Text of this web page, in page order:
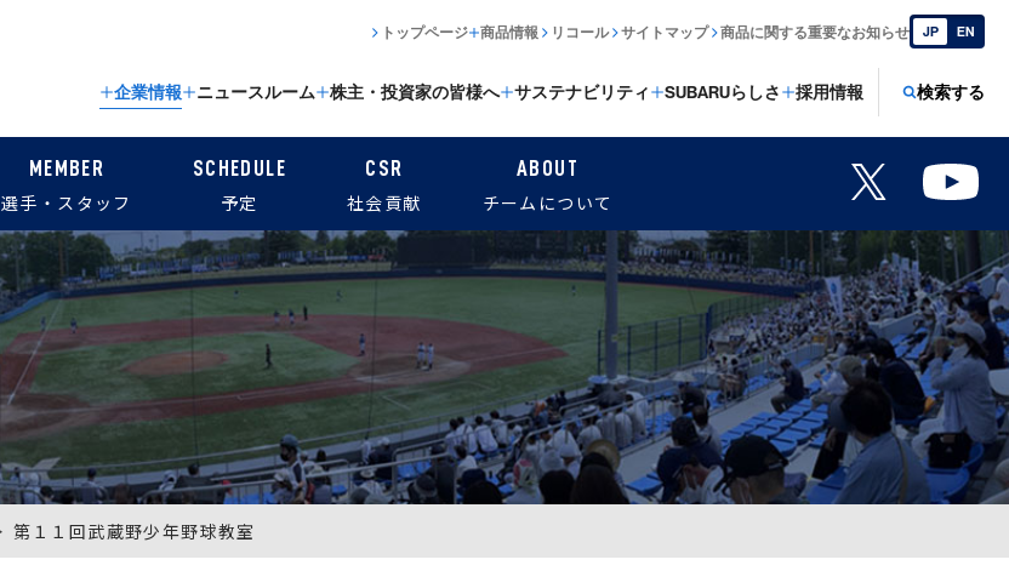
企業情報 ニュースルーム 株主・投資家の皆様へ サステナビリティ SUBARUらしさ 採用情報 検索する
トップページ 商品情報 リコール サイトマップ 商品に関する重要なお知らせ JP EN
MEMBER
選手・スタッフ
SCHEDULE
予定
CSR
社会貢献
ABOUT
チームについて
第１１回武蔵野少年野球教室